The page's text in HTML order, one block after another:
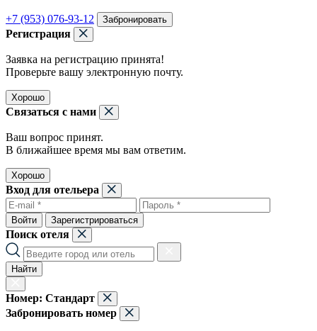
+7 (953) 076-93-12 Забронировать
Регистрация
Заявка на регистрацию принята!
Проверьте вашу электронную почту.
Хорошо
Связаться с нами
Ваш вопрос принят.
В ближайшее время мы вам ответим.
Хорошо
Вход для отельера
Войти Зарегистрироваться
Поиск отеля
Найти
Номер: Стандарт
Забронировать номер